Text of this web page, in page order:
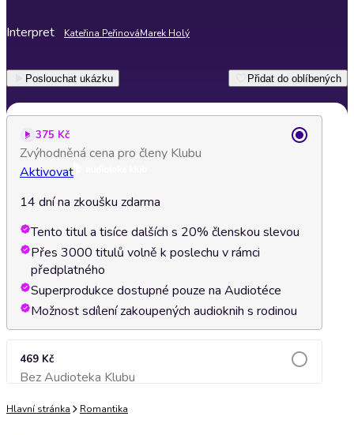
Interpret Kateřina PeřinováMarek Holý
Poslouchat ukázku Přidat do oblíbených
375 Kč
Zvýhodněná cena pro členy Klubu
Aktivovat
14 dní na zkoušku zdarma
Tento titul a tisíce dalších s 20% členskou slevou
Přes 3000 titulů volně k poslechu v rámci
předplatného
Superprodukce dostupné pouze na Audiotéce
Možnost sdílení zakoupených audioknih s rodinou
469 Kč
Bez Audioteka KlubuPřidat do košíku
Hlavní stránka Romantika